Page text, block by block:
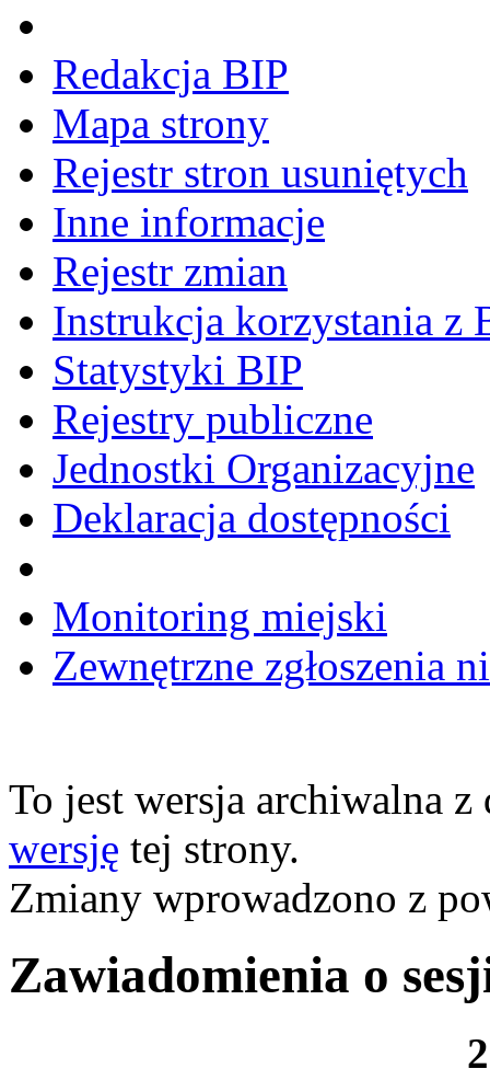
Redakcja BIP
Mapa strony
Rejestr stron usuniętych
Inne informacje
Rejestr zmian
Instrukcja korzystania z
Statystyki BIP
Rejestry publiczne
Jednostki Organizacyjne
Deklaracja dostępności
Monitoring miejski
Zewnętrzne zgłoszenia
To jest wersja archiwalna
wersję tej strony.
Zmiany wprowadzono z
Zawiadomienia o